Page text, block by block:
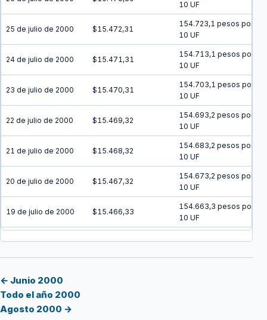
10 UF
25 de julio de 2000 $15.472,31
154.723,1 pesos por
10 UF
24 de julio de 2000 $15.471,31
154.713,1 pesos por
10 UF
23 de julio de 2000 $15.470,31
154.703,1 pesos por
10 UF
22 de julio de 2000 $15.469,32
154.693,2 pesos por
10 UF
21 de julio de 2000 $15.468,32
154.683,2 pesos por
10 UF
20 de julio de 2000 $15.467,32
154.673,2 pesos por
10 UF
19 de julio de 2000 $15.466,33
154.663,3 pesos por
10 UF
18 de julio de 2000 $15.465,33
← Junio 2000
Todo el año 2000
Agosto 2000 →